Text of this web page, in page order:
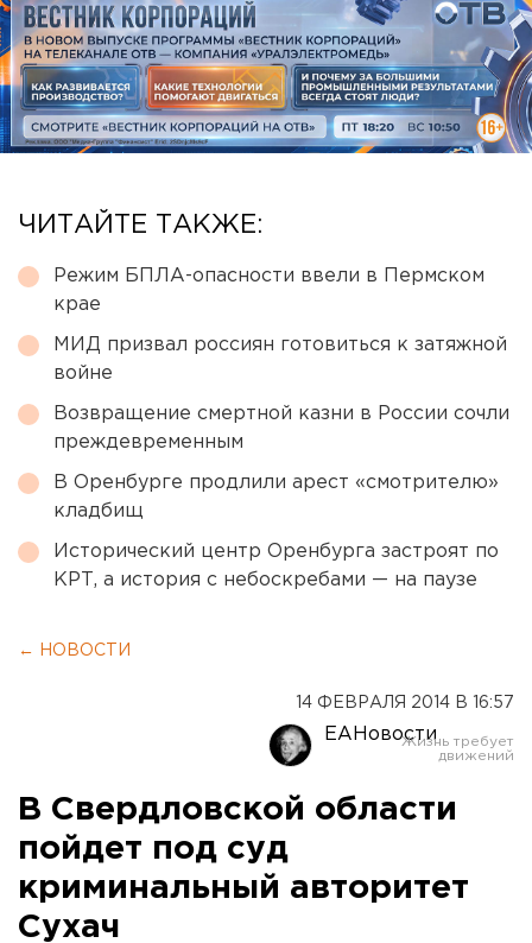
ЧИТАЙТЕ ТАКЖЕ:
Режим БПЛА-опасности ввели в Пермском
крае
МИД призвал россиян готовиться к затяжной
войне
Возвращение смертной казни в России сочли
преждевременным
В Оренбурге продлили арест «смотрителю»
кладбищ
Исторический центр Оренбурга застроят по
КРТ, а история с небоскребами — на паузе
← НОВОСТИ
14 ФЕВРАЛЯ 2014 В 16:57
ЕАНовости
В Свердловской области
пойдет под суд
криминальный авторитет
Сухач